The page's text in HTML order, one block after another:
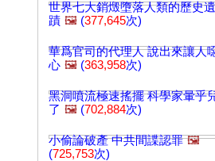
世界七大銷燬墮落人類的歷史遺
蹟 🖼️ (377,645次)
華爲官司的代理人 說出來讓人
心 🖼️ (363,958次)
黑洞噴流極速搖擺 科學家暈乎
了 🖼️ (702,884次)
小偷論破產 中共間諜認罪 🖼️
(725,753次)